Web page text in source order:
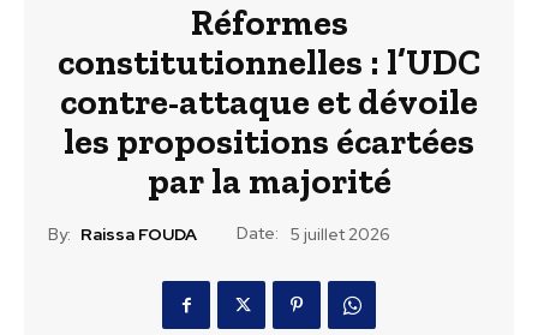
Réformes
constitutionnelles : l’UDC
contre-attaque et dévoile
les propositions écartées
par la majorité
By: Raissa FOUDA Date: 5 juillet 2026